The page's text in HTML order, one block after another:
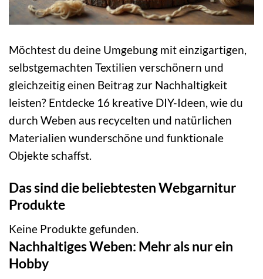
Möchtest du deine Umgebung mit einzigartigen,
selbstgemachten Textilien verschönern und
gleichzeitig einen Beitrag zur Nachhaltigkeit
leisten? Entdecke 16 kreative DIY-Ideen, wie du
durch Weben aus recycelten und natürlichen
Materialien wunderschöne und funktionale
Objekte schaffst.
Das sind die beliebtesten Webgarnitur
Produkte
Keine Produkte gefunden.
Nachhaltiges Weben: Mehr als nur ein
Hobby